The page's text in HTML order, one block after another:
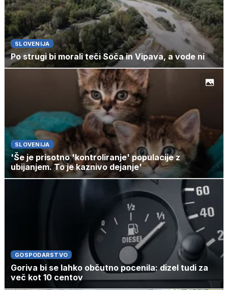
SLOVENIJA
Po strugi bi morali teči Soča in Vipava, a vode ni
SLOVENIJA
'Še je prisotno 'kontroliranje' populacije z
ubijanjem. To je kaznivo dejanje'
GOSPODARSTVO
Goriva bi se lahko občutno pocenila: dizel tudi za
več kot 10 centov